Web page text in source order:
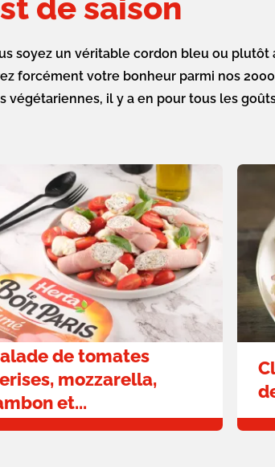
de saison
soyez un véritable cordon bleu ou
forcément votre bonheur parmi nos
végétariennes, il y a en pour tous les
de tomates
mozzarella,
et...